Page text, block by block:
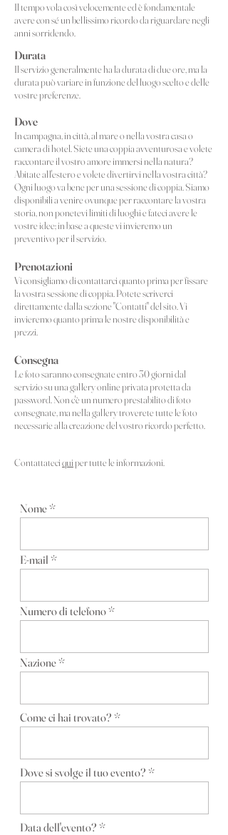
Il tempo vola così velocemente ed è fondamentale
avere con sé un bellissimo ricordo da riguardare negli
anni sorridendo.
Durata
Il servizio generalmente ha la durata di due ore, ma la
durata può variare in funzione del luogo scelto e delle
vostre preferenze.
Dove
In campagna, in città, al mare o nella vostra casa o
camera di hotel. Siete una coppia avventurosa e volete
raccontare il vostro amore immersi nella natura?
Abitate all'estero e volete divertirvi nella vostra città?
Ogni luogo va bene per una sessione di coppia. Siamo
disponibili a venire ovunque per raccontare la vostra
storia, non ponetevi limiti di luoghi e fateci avere le
vostre idee; in base a queste vi invieremo un
preventivo per il servizio.
Prenotazioni
Vi consigliamo di contattarci quanto prima per fissare
la vostra sessione di coppia. Potete scriverci
direttamente dalla sezione "Contatti" del sito. Vi
invieremo quanto prima le nostre disponibilità e
prezzi.
Consegna
Le foto saranno consegnate entro 30 giorni dal
servizio su una gallery online privata protetta da
password. Non c'è un numero prestabilito di foto
consegnate, ma nella gallery troverete tutte le foto
necessarie alla creazione del vostro ricordo perfetto.
Contattateciquiper tutte le informazioni.
Nome
E-mail
Numero di telefono
Nazione
Come ci hai trovato?
Dove si svolge il tuo evento?
Data dell'evento?